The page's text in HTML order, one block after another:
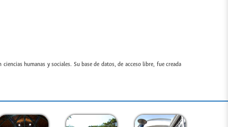
humanas y sociales. Su base de datos, de acceso libre, fue creada